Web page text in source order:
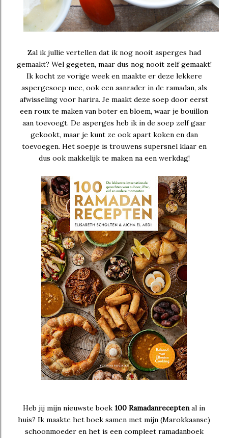
Zal ik jullie vertellen dat ik nog nooit asperges had
gemaakt? Wel gegeten, maar dus nog nooit zelf gemaakt!
Ik kocht ze vorige week en maakte er deze lekkere
aspergesoep mee, ook een aanrader in de ramadan, als
afwisseling voor harira. Je maakt deze soep door eerst
een roux te maken van boter en bloem, waar je bouillon
aan toevoegt. De asperges heb ik in de soep zelf gaar
gekookt, maar je kunt ze ook apart koken en dan
toevoegen. Het soepje is trouwens supersnel klaar en
dus ook makkelijk te maken na een werkdag!
Heb jij mijn nieuwste boek 100 Ramadanreceptenal in
huis? Ik maakte het boek samen met mijn (Marokkaanse)
schoonmoeder en het is een compleet ramadanboek